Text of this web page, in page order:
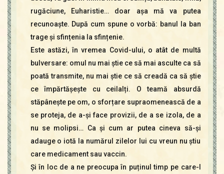
rugăciune, Euharistie… doar așa mă va putea
recunoaște. După cum spune o vorbă: banul la ban
trage și sfințenia la sfințenie.
Este astăzi, în vremea Covid-ului, o atât de multă
bulversare: omul nu mai știe ce să mai asculte ca să
poată transmite, nu mai știe ce să creadă ca să știe
ce împărtășește cu ceilalți. O teamă absurdă
stăpânește pe om, o sforțare supraomenească de a
se proteja, de a-și face provizii, de a se izola, de a
nu se molipsi… Ca și cum ar putea cineva să-și
adauge o iotă la numărul zilelor lui cu vreun nu știu
care medicament sau vaccin.
Și în loc de a ne preocupa în puținul timp pe care-l